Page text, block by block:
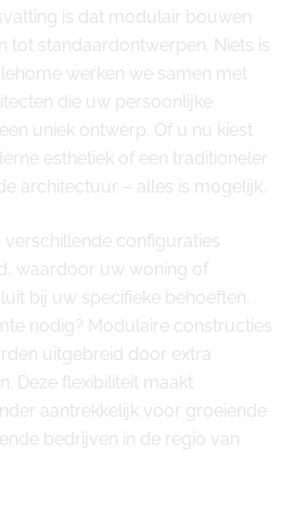
is dat modulair bouwen
tot standaardontwerpen. Niets is
werken we samen met
die uw persoonlijke
uniek ontwerp. Of u nu kiest
esthetiek of een traditioneler
architectuur – alles is mogelijk.
verschillende configuraties
waardoor uw woning of
bij uw specifieke behoeften.
nodig? Modulaire constructies
uitgebreid door extra
Deze flexibiliteit maakt
aantrekkelijk voor groeiende
bedrijven in de regio van